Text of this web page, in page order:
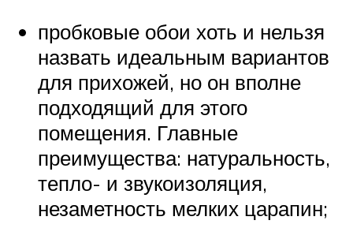
пробковые обои хоть и нельзя
назвать идеальным вариантов
для прихожей, но он вполне
подходящий для этого
помещения. Главные
преимущества: натуральность,
тепло- и звукоизоляция,
незаметность мелких царапин;